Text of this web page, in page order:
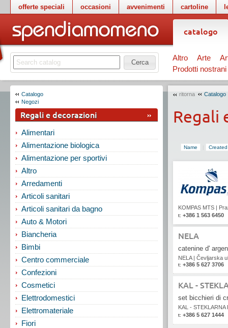
offerte speciali occasioni avvenimenti cartoline
catalogo
Cerca
Altro Arte
Prodotti nostrani
Catalogo
Negozi
Regali e decorazioni
Alimentari
Alimentazione biologica
Alimentazione per sportivi
Altro
Arredamenti
Articoli sanitari
Articoli sanitari da bagno
Auto & Motori
Biancheria
Bimbi
Centro commerciale
Confezioni
Cosmetici
Elettrodomestici
Elettromateriale
Fiori
ritorna Catalogo
Regali
Name Created
KOMPAS MTS
t: +386 1 563 6450
NELA
catenine d'
NELA| Čevljarska
t: +386 5 627 3706
KAL -
set bicchieri di
KAL - STEKLARNA
t: +386 5 627 1444